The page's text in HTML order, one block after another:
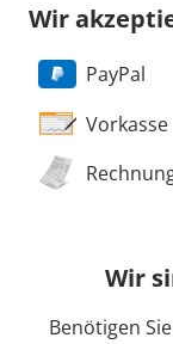
Wir
PayPal
Vorkasse
Wir
Benötigen